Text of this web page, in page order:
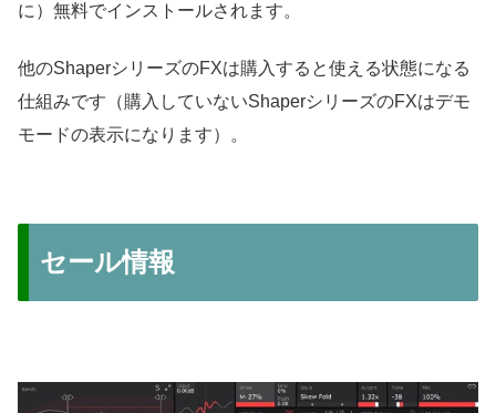
に）無料でインストールされます。
他のShaperシリーズのFXは購入すると使える状態になる
仕組みです（購入していないShaperシリーズのFXはデモ
モードの表示になります）。
セール情報